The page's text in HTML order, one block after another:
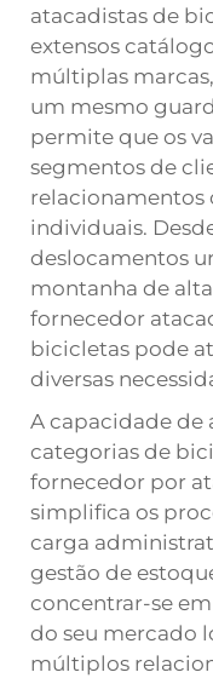
atacadistas de
extensos
múltiplas
um mesmo
permite que os
segmentos de
relacionamentos
individuais.
deslocamentos
montanha de
fornecedor
bicicletas pode
diversas
A capacidade
categorias de
fornecedor por
simplifica os
carga
gestão de
concentrar-se
do seu mercado
múltiplos